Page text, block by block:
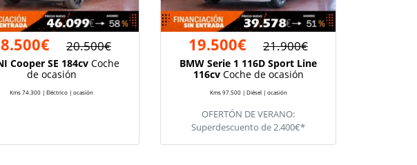
20.500€
Cooper SE 184cvCoche
de ocasión
Kms 74.300 | Eléctrico | ocasión
19.500€ 21.900€
BMW Serie 1 116D Sport Line
116cvCoche de ocasión
Kms 97.500 | Diésel | ocasión
OFERTÓN DE VERANO:
Superdescuento de 2.400€*